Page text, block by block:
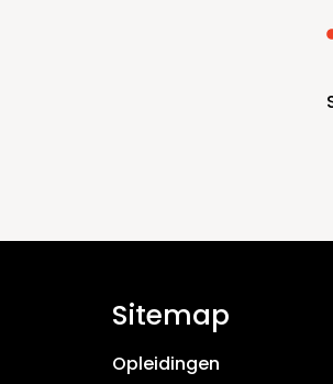
Sitemap
Opleidingen